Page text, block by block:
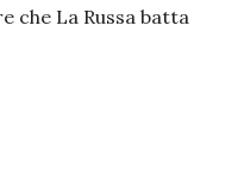
che La Russa batta